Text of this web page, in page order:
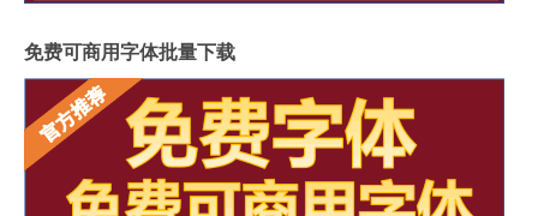
免费可商用字体批量下载